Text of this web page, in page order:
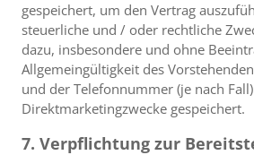
gespeichert, um den Vertrag
steuerliche und / oder rechtliche
dazu, insbesondere und ohne
Allgemeingültigkeit des
und der Telefonnummer (je nach
Direktmarketingzwecke gespeichert.
7. Verpflichtung zur